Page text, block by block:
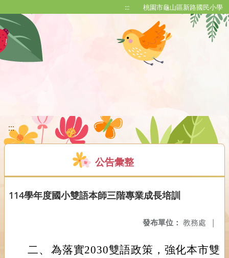
::: 桃園市龜山區新路國民小學
:::
公告彙整
114學年度國小雙語本師三階專業成長培訓
發布單位： 教務處 |
二、 為落實2030雙語政策，強化本市雙